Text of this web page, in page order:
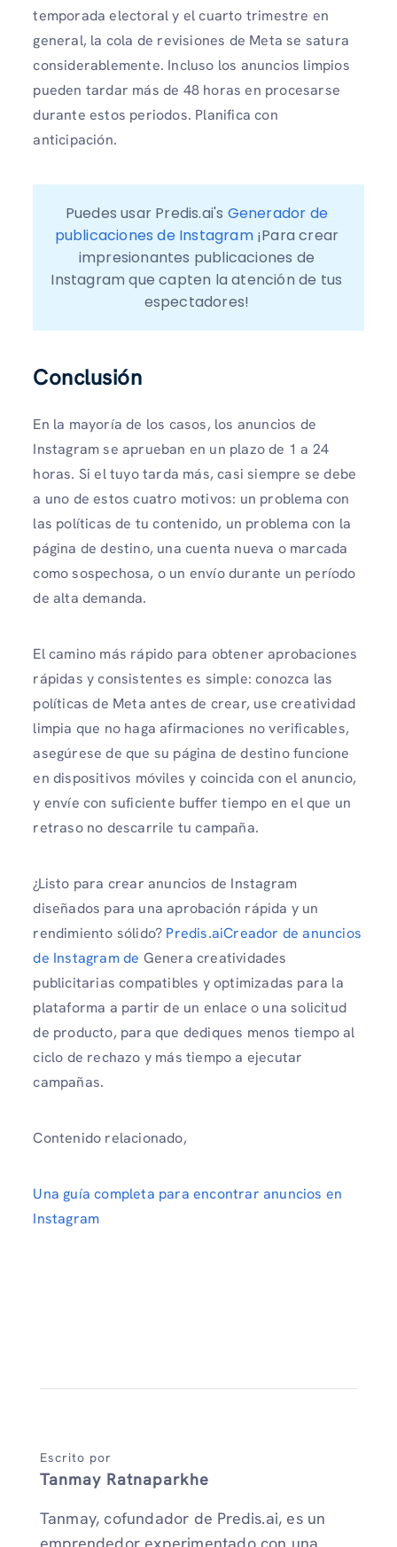
temporada electoral y el cuarto trimestre en
general, la cola de revisiones de Meta se satura
considerablemente. Incluso los anuncios limpios
pueden tardar más de 48 horas en procesarse
durante estos periodos. Planifica con
anticipación.
Puedes usar Predis.ai's Generador de
publicaciones de Instagram ¡Para crear
impresionantes publicaciones de
Instagram que capten la atención de tus
espectadores!
Conclusión
En la mayoría de los casos, los anuncios de
Instagram se aprueban en un plazo de 1 a 24
horas. Si el tuyo tarda más, casi siempre se debe
a uno de estos cuatro motivos: un problema con
las políticas de tu contenido, un problema con la
página de destino, una cuenta nueva o marcada
como sospechosa, o un envío durante un período
de alta demanda.
El camino más rápido para obtener aprobaciones
rápidas y consistentes es simple: conozca las
políticas de Meta antes de crear, use creatividad
limpia que no haga afirmaciones no verificables,
asegúrese de que su página de destino funcione
en dispositivos móviles y coincida con el anuncio,
y envíe con suficiente buffer tiempo en el que un
retraso no descarrile tu campaña.
¿Listo para crear anuncios de Instagram
diseñados para una aprobación rápida y un
rendimiento sólido? Predis.aiCreador de anuncios
de Instagram de Genera creatividades
publicitarias compatibles y optimizadas para la
plataforma a partir de un enlace o una solicitud
de producto, para que dediques menos tiempo al
ciclo de rechazo y más tiempo a ejecutar
campañas.
Contenido relacionado,
Una guía completa para encontrar anuncios en
Instagram
Escrito por
Tanmay Ratnaparkhe
Tanmay, cofundador de Predis.ai, es un